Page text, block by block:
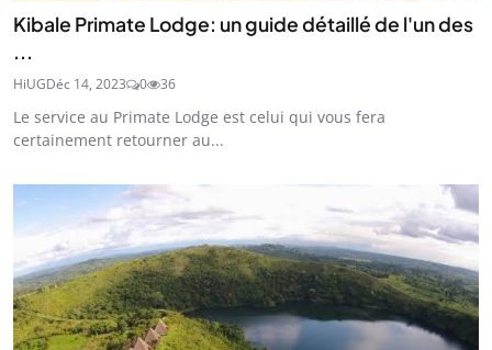
Kibale Primate Lodge: un guide détaillé de l'un des
...
HiUGDéc 14, 2023 0 36
Le service au Primate Lodge est celui qui vous fera
certainement retourner au...